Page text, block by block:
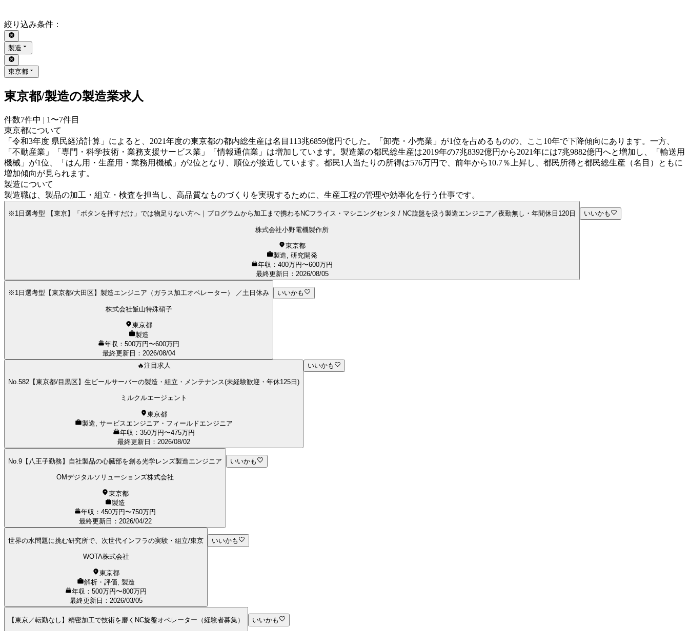
絞り込み条件 ：
製造
東京都
東京都/製造の製造業求人
件数7件中 | 1〜7件目
東京都について
「令和3年度 県民経済計算」によると、2021年度の東京都の都内総生産は名目113兆6859億円でした。「卸売・小売業」が1位を占めるものの、ここ10年で下降傾向にあります。一方、
「不動産業」「専門・科学技術・業務支援サービス業」「情報通信業」は増加しています。製造業の都民総生産は2019年の7兆8392億円から2021年には7兆9882億円へと増加し、「輸送用
機械」が1位、「はん用・生産用・業務用機械」が2位となり、順位が接近しています。都民1人当たりの所得は576万円で、前年から10.7％上昇し、都民所得と都民総生産（名目）ともに
増加傾向が見られます。
製造について
製造職は、製品の加工・組立・検査を担当し、高品質なものづくりを実現するために、生産工程の管理や効率化を行う仕事です。
※1日選考型 【東京】「ボタンを押すだけ」では物足りない方へ｜プログラムから加工まで携わるNCフライス・マシニングセンタ / NC旋盤を扱う製造エンジニア／夜勤無し・年間休日120日
株式会社小野電機製作所
東京都
製造, 研究開発
年収：400万円〜600万円
最終更新日 ： 2026/08/05
いいかも
※1日選考型【東京都/大田区】製造エンジニア（ガラス加工オペレーター） ／土日休み
株式会社飯山特殊硝子
東京都
製造
年収：500万円〜600万円
最終更新日 ： 2026/08/04
いいかも
🔥注目求人
No.582【東京都/目黒区】生ビールサーバーの製造・組立・メンテナンス(未経験歓迎・年休125日)
ミルクルエージェント
東京都
製造, サービスエンジニア・フィールドエンジニア
年収：350万円〜475万円
最終更新日 ： 2026/08/02
いいかも
No.9【八王子勤務】自社製品の心臓部を創る光学レンズ製造エンジニア
OMデジタルソリューションズ株式会社
東京都
製造
年収：450万円〜750万円
最終更新日 ： 2026/04/22
いいかも
世界の水問題に挑む研究所で、次世代インフラの実験・組立/東京
WOTA株式会社
東京都
解析・評価, 製造
年収：500万円〜800万円
最終更新日 ： 2026/03/05
いいかも
【東京／転勤なし】精密加工で技術を磨くNC旋盤オペレーター（経験者募集） いいかも